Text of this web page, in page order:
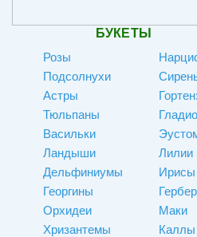
БУКЕТЫ
Розы
Подсолнухи
Астры
Тюльпаны
Васильки
Ландыши
Дельфиниумы
Георгины
Орхидеи
Хризантемы
Лилии
Ирисы
Маки
Каллы